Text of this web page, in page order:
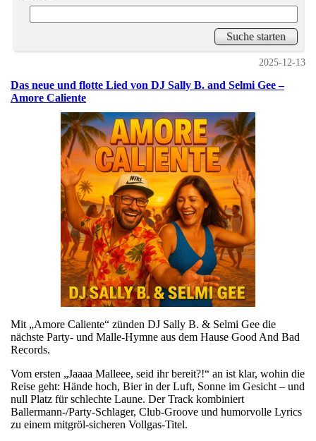
2025-12-13
Das neue und flotte Lied von DJ Sally B. and Selmi Gee –
Amore Caliente
Mit „Amore Caliente“ zünden DJ Sally B. & Selmi Gee die
nächste Party- und Malle-Hymne aus dem Hause Good And Bad
Records.
Vom ersten „Jaaaa Malleee, seid ihr bereit?!“ an ist klar, wohin die
Reise geht: Hände hoch, Bier in der Luft, Sonne im Gesicht – und
null Platz für schlechte Laune. Der Track kombiniert
Ballermann-/Party-Schlager, Club-Groove und humorvolle Lyrics
zu einem mitgröl-sicheren Vollgas-Titel.